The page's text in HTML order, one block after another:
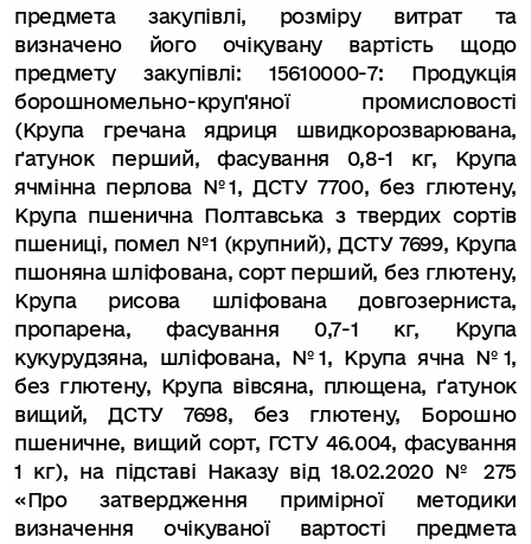
предмета закупівлі, розміру витрат та
визначено його очікувану вартість щодо
предмету закупівлі: 15610000-7: Продукція
борошномельно-круп'яної промисловості
(Крупа гречана ядриця швидкорозварювана,
ґатунок перший, фасування 0,8-1 кг, Крупа
ячмінна перлова №1, ДСТУ 7700, без глютену,
Крупа пшенична Полтавська з твердих сортів
пшениці, помел №1 (крупний), ДСТУ 7699, Крупа
пшоняна шліфована, сорт перший, без глютену,
Крупа рисова шліфована довгозерниста,
пропарена, фасування 0,7-1 кг, Крупа
кукурудзяна, шліфована, №1, Крупа ячна №1,
без глютену, Крупа вівсяна, плющена, ґатунок
вищий, ДСТУ 7698, без глютену, Борошно
пшеничне, вищий сорт, ГСТУ 46.004, фасування
1 кг), на підставі Наказу від 18.02.2020 № 275
«Про затвердження примірної методики
визначення очікуваної вартості предмета